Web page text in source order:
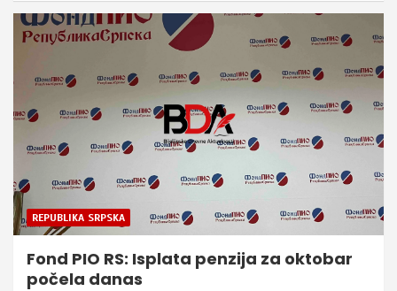
REPUBLIKA SRPSKA
Fond PIO RS: Isplata penzija za oktobar
počela danas